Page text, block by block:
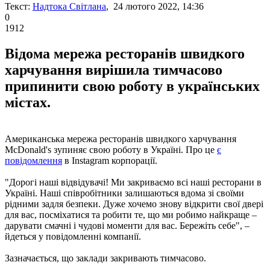
Текст: Надтока Світлана, 24 лютого 2022, 14:36
0
1912
Відома мережа ресторанів швидкого
харчування вирішила тимчасово
припинити свою роботу в українських
містах.
Американська мережа ресторанів швидкого харчування
McDonald's зупиняє свою роботу в Україні. Про це є
повідомлення в Instagram корпорації.
"Дорогі наші відвідувачі! Ми закриваємо всі наші ресторани в
Україні. Наші співробітники залишаються вдома зі своїми
рідними задля безпеки. Дуже хочемо знову відкрити свої двері
для вас, посміхатися та робити те, що ми робимо найкраще –
дарувати смачні і чудові моменти для вас. Бережіть себе", –
йдеться у повідомленні компанії.
Зазначається, що заклади закривають тимчасово.